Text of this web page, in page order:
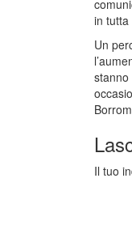
in tutta
Un
Il tuo